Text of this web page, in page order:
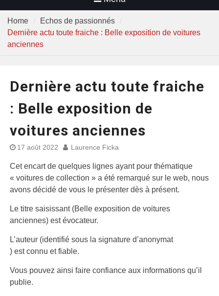
Home
Echos de passionnés
Dernière actu toute fraiche : Belle exposition de voitures
anciennes
Dernière actu toute fraiche
: Belle exposition de
voitures anciennes
17 août 2022 Laurence Ficka
Cet encart de quelques lignes ayant pour thématique
« voitures de collection » a été remarqué sur le web, nous
avons décidé de vous le présenter dès à présent.
Le titre saisissant (Belle exposition de voitures
anciennes) est évocateur.
L’auteur (identifié sous la signature d’anonymat
) est connu et fiable.
Vous pouvez ainsi faire confiance aux informations qu’il
publie.